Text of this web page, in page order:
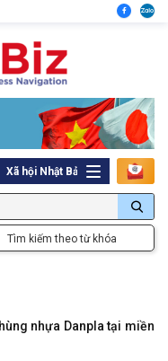
Xã hội Nhật Bản Thủ tục pháp
Tìm kiếm theo từ khóa
nhựa Danpla tại miền